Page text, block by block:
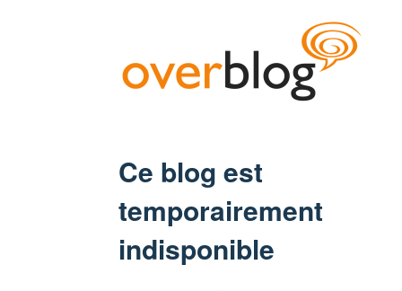
Ce blog est
temporairement
indisponible